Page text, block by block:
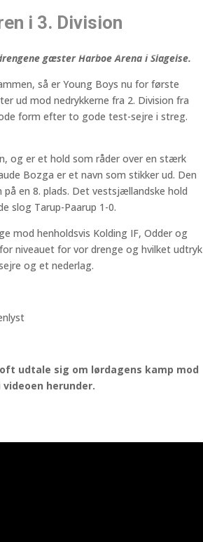
i 3. Division
gæster Harboe Arena i Slagelse.
så er Young Boys nu for første
ud mod nedrykkerne fra 2. Division fra
form efter to gode test-sejre i streg.
og er et hold som råder over en stærk
Bozga er et navn som stikker ud. Den
en 8. plads. Det vestsjællandske hold
slog Tarup-Paarup 1-0.
mod henholdsvis Kolding IF, Odder og
niveauet for vor drenge og hvilket udtryk
og et nederlag.
udtale sig om lørdagens kamp mod
herunder.